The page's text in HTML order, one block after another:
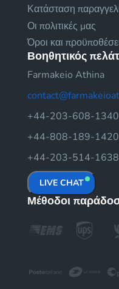
Κατάσταση
Οι πολιτικές μας
Όροι και
Βοηθητικός
Farmakeio Athina
+44-203-608-1340
+44-808-189-1420
+44-203-514-1638
LIVE CHAT
Μέθοδοι